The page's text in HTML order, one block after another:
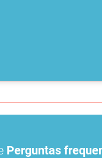
Perguntas